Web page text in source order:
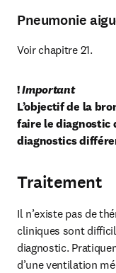
Pneumonie
Voir chapitre 21.
! Important
L’objectif de la
faire le diagnostic
diagnostics
Traitement
Il n’existe pas de
cliniques sont
diagnostic.
d’une ventilation